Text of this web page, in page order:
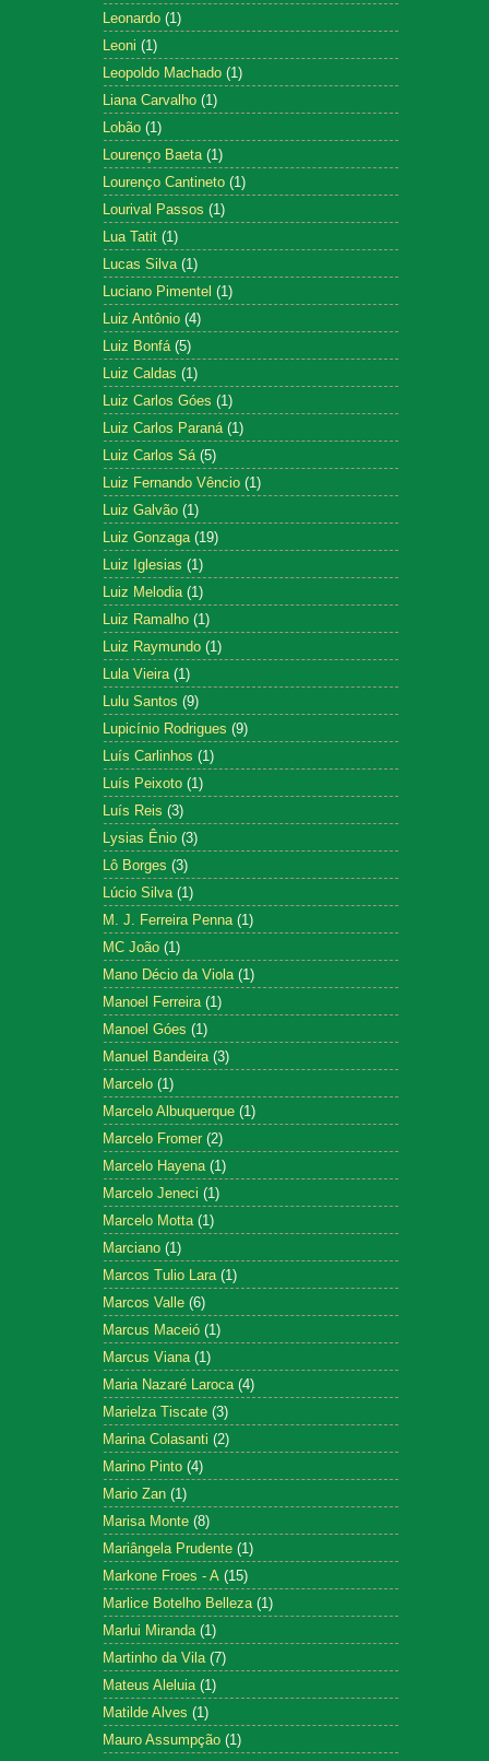
Leonardo (1)
Leoni (1)
Leopoldo Machado (1)
Liana Carvalho (1)
Lobão (1)
Lourenço Baeta (1)
Lourenço Cantineto (1)
Lourival Passos (1)
Lua Tatit (1)
Lucas Silva (1)
Luciano Pimentel (1)
Luiz Antônio (4)
Luiz Bonfá (5)
Luiz Caldas (1)
Luiz Carlos Góes (1)
Luiz Carlos Paraná (1)
Luiz Carlos Sá (5)
Luiz Fernando Vêncio (1)
Luiz Galvão (1)
Luiz Gonzaga (19)
Luiz Iglesias (1)
Luiz Melodia (1)
Luiz Ramalho (1)
Luiz Raymundo (1)
Lula Vieira (1)
Lulu Santos (9)
Lupicínio Rodrigues (9)
Luís Carlinhos (1)
Luís Peixoto (1)
Luís Reis (3)
Lysias Ênio (3)
Lô Borges (3)
Lúcio Silva (1)
M. J. Ferreira Penna (1)
MC João (1)
Mano Décio da Viola (1)
Manoel Ferreira (1)
Manoel Góes (1)
Manuel Bandeira (3)
Marcelo (1)
Marcelo Albuquerque (1)
Marcelo Fromer (2)
Marcelo Hayena (1)
Marcelo Jeneci (1)
Marcelo Motta (1)
Marciano (1)
Marcos Tulio Lara (1)
Marcos Valle (6)
Marcus Maceió (1)
Marcus Viana (1)
Maria Nazaré Laroca (4)
Marielza Tiscate (3)
Marina Colasanti (2)
Marino Pinto (4)
Mario Zan (1)
Marisa Monte (8)
Mariângela Prudente (1)
Markone Froes - A (15)
Marlice Botelho Belleza (1)
Marlui Miranda (1)
Martinho da Vila (7)
Mateus Aleluia (1)
Matilde Alves (1)
Mauro Assumpção (1)